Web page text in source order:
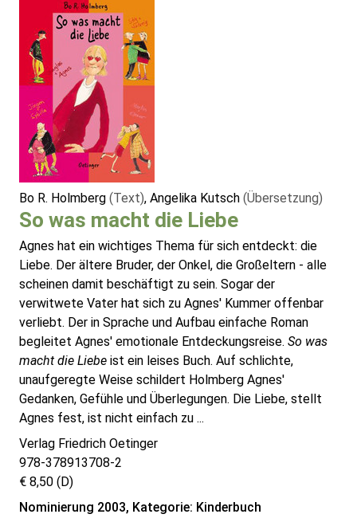
Bo R. Holmberg (Text), Angelika Kutsch (Übersetzung)
So was macht die Liebe
Agnes hat ein wichtiges Thema für sich entdeckt: die
Liebe. Der ältere Bruder, der Onkel, die Großeltern - alle
scheinen damit beschäftigt zu sein. Sogar der
verwitwete Vater hat sich zu Agnes' Kummer offenbar
verliebt. Der in Sprache und Aufbau einfache Roman
begleitet Agnes' emotionale Entdeckungsreise. So was
macht die Liebe ist ein leises Buch. Auf schlichte,
unaufgeregte Weise schildert Holmberg Agnes'
Gedanken, Gefühle und Überlegungen. Die Liebe, stellt
Agnes fest, ist nicht einfach zu ...
Verlag Friedrich Oetinger
978-378913708-2
€ 8,50 (D)
Nominierung 2003, Kategorie: Kinderbuch